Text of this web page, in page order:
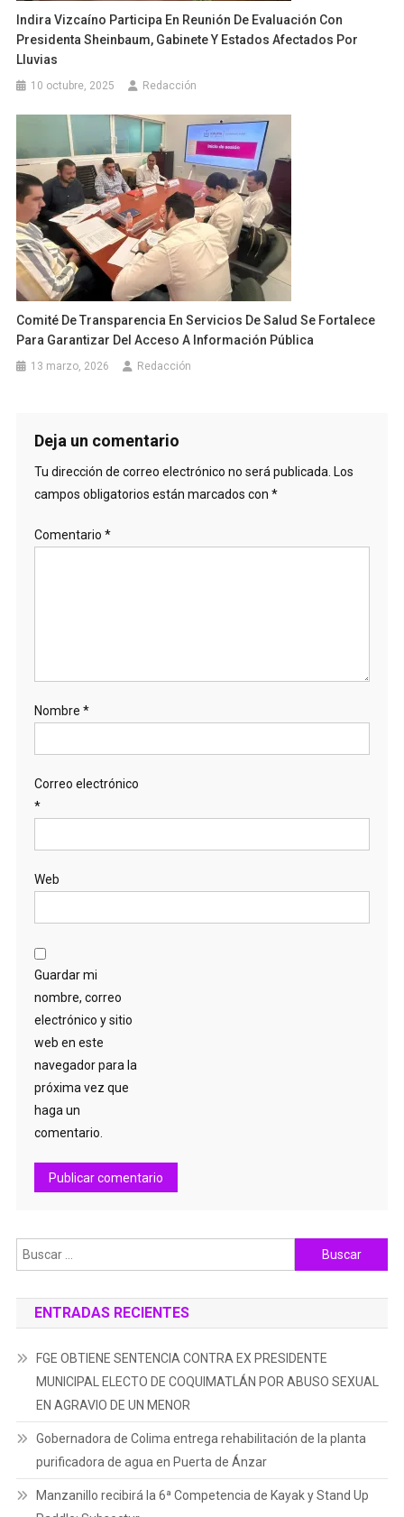
Indira Vizcaíno Participa En Reunión De Evaluación Con
Presidenta Sheinbaum, Gabinete Y Estados Afectados Por
Lluvias
10 octubre, 2025 Redacción
Comité De Transparencia En Servicios De Salud Se Fortalece
Para Garantizar Del Acceso A Información Pública
13 marzo, 2026 Redacción
Deja un comentario
Tu dirección de correo electrónico no será publicada. Los
campos obligatorios están marcados con *
Comentario *
Nombre *
Correo electrónico
*
Web
Guardar mi
nombre, correo
electrónico y sitio
web en este
navegador para la
próxima vez que
haga un
comentario.
Buscar:
ENTRADAS RECIENTES
FGE OBTIENE SENTENCIA CONTRA EX PRESIDENTE
MUNICIPAL ELECTO DE COQUIMATLÁN POR ABUSO SEXUAL
EN AGRAVIO DE UN MENOR
Gobernadora de Colima entrega rehabilitación de la planta
purificadora de agua en Puerta de Ánzar
Manzanillo recibirá la 6ª Competencia de Kayak y Stand Up